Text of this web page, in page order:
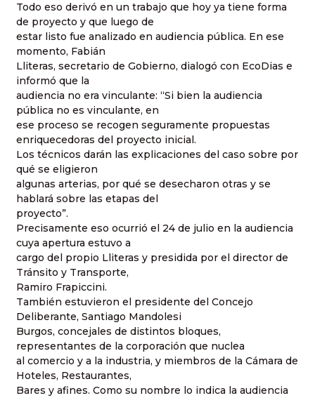
Todo eso derivó en un trabajo que hoy ya tiene forma
de proyecto y que luego de
estar listo fue analizado en audiencia pública. En ese
momento, Fabián
Lliteras, secretario de Gobierno, dialogó con EcoDias e
informó que la
audiencia no era vinculante: “Si bien la audiencia
pública no es vinculante, en
ese proceso se recogen seguramente propuestas
enriquecedoras del proyecto inicial.
Los técnicos darán las explicaciones del caso sobre por
qué se eligieron
algunas arterias, por qué se desecharon otras y se
hablará sobre las etapas del
proyecto”.
Precisamente eso ocurrió el 24 de julio en la audiencia
cuya apertura estuvo a
cargo del propio Lliteras y presidida por el director de
Tránsito y Transporte,
Ramiro Frapiccini.
También estuvieron el presidente del Concejo
Deliberante, Santiago Mandolesi
Burgos, concejales de distintos bloques,
representantes de la corporación que nuclea
al comercio y a la industria, y miembros de la Cámara de
Hoteles, Restaurantes,
Bares y afines. Como su nombre lo indica la audiencia